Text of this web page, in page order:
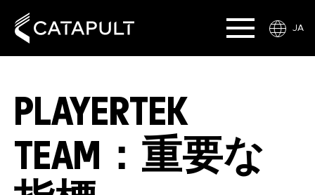
JA
PLAYERTEK
TEAM：重要な